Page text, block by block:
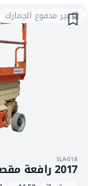
غير مدفوع الجمارك
SLA-018
2017 رافعة مقصية كهربائية جي إل جي 3246ES